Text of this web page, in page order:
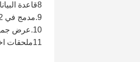
8قاعدة البيانات المدمجة يمكنها تخزين 2000 مسار تدقيق
9.مدمج في RS232 والاتصال USB اختياري USB
10.عرض جميع بيانات الاختبار أثناء التجفيف
11ملحقات اختيارية طابعة خارجية